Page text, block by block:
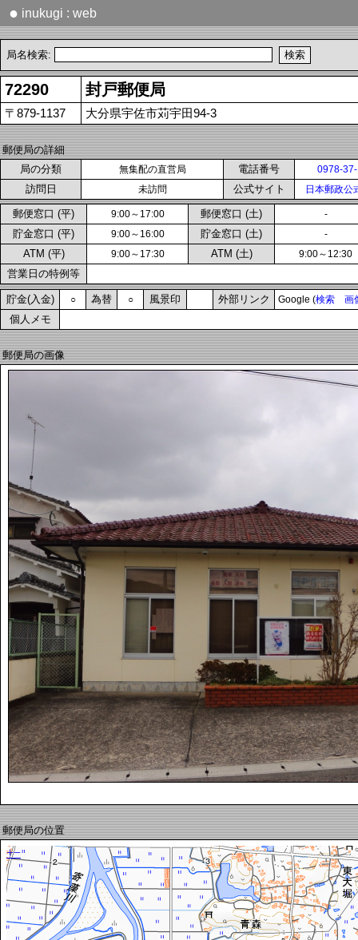
● inukugi : web
局名検索:
72290 封戸郵便局
〒879-1137 大分県宇佐市苅宇田94-3
郵便局の詳細
局の分類
無集配の直営局 電話番号 0978-
訪問日 未訪問 公式サイト 日本郵政公
郵便窓口 (平) 9:00～17:00 郵便窓口 (土) -
貯金窓口 (平) 9:00～16:00 貯金窓口 (土) -
ATM (平) 9:00～17:30 ATM (土) 9:00～12:30
営業日の特例等
貯金(入金) ○ 為替 ○ 風景印 外部リンク Google (検索 画
個人メモ
郵便局の画像
郵便局の位置